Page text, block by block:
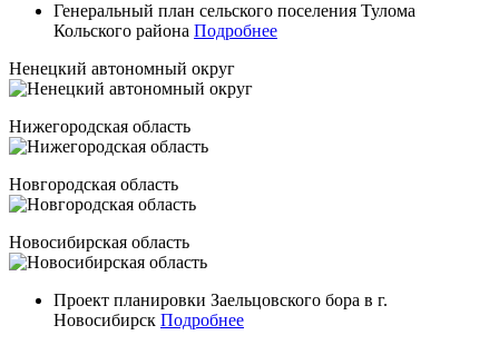
Генеральный план сельского поселения Тулома
Кольского района Подробнее
Ненецкий автономный округ
Нижегородская область
Новгородская область
Новосибирская область
Проект планировки Заельцовского бора в г.
Новосибирск Подробнее